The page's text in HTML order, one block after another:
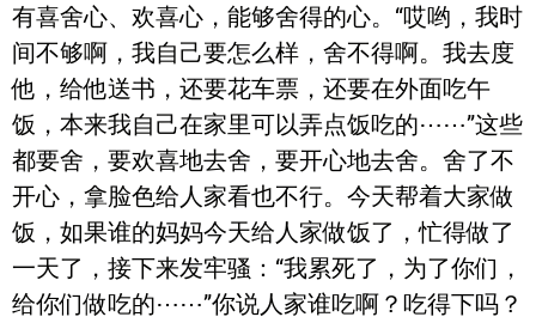
有喜舍心、欢喜心，能够舍得的心。“哎哟，我时
间不够啊，我自己要怎么样，舍不得啊。我去度
他，给他送书，还要花车票，还要在外面吃午
饭，本来我自己在家里可以弄点饭吃的⋯⋯”这些
都要舍，要欢喜地去舍，要开心地去舍。舍了不
开心，拿脸色给人家看也不行。今天帮着大家做
饭，如果谁的妈妈今天给人家做饭了，忙得做了
一天了，接下来发牢骚：“我累死了，为了你们，
给你们做吃的⋯⋯”你说人家谁吃啊？吃得下吗？